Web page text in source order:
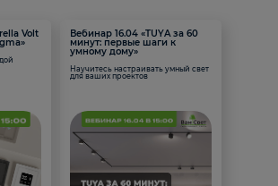
Volt Вебинар 16.04 «TUYA за 60
минут: первые шаги к
умному дому»
Научитесь настраивать умный свет
для ваших проектов